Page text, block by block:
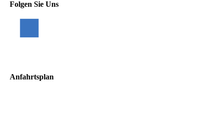
Folgen Sie Uns
Anfahrtsplan